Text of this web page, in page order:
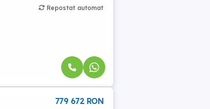
Repostat automat
779 672 RON